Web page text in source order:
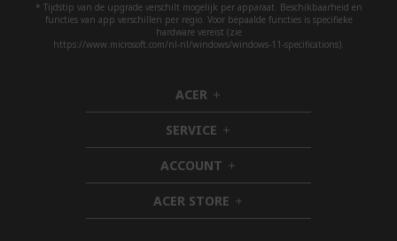
* Tijdstip van de upgrade verschilt mogelijk per apparaat. Beschikbaarheid en
functies van app verschillen per regio. Voor bepaalde functies is specifieke
hardware vereist (zie
https://www.microsoft.com/nl-nl/windows/windows-11-specifications).
ACER h
i
d
d
e
n
SERVICE h
i
d
d
e
n
ACCOUNT h
i
d
d
ACER STORE h
i